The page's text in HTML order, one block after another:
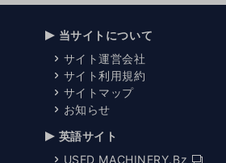
当サイトについて
サイト運営会社
サイト利用規約
サイトマップ
お知らせ
英語サイト
USED MACHINERY.Bz